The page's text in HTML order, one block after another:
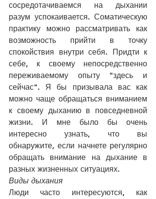
сосредотачиваемся на дыхании
разум успокаивается. Соматическую
практику можно рассматривать как
возможность прийти в точку
спокойствия внутри себя. Придти к
себе, к своему непосредственно
переживаемому опыту "здесь и
сейчас". Я бы призывала вас как
можно чаще обращаться вниманием
к своему дыханию в повседневной
жизни. И мне было бы очень
интересно узнать, что вы
обнаружите, если начнете регулярно
обращать внимание на дыхание в
разных жизненных ситуациях.
Виды дыхания
Люди часто интересуются, как